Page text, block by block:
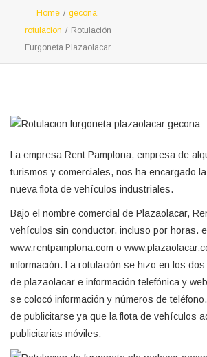
Home / gecona,
rotulacion / Rotulación
Furgoneta Plazaolacar
La empresa Rent Pamplona, empresa de
turismos y comerciales, nos ha encargado
nueva flota de vehículos industriales.
Bajo el nombre comercial de Plazaolacar,
vehículos sin conductor, incluso por horas.
www.rentpamplona.com o
información. La rotulación se hizo en los
de plazaolacar e información telefónica y
se colocó información y números de
de publicitarse ya que la flota de vehículos
publicitarias móviles.